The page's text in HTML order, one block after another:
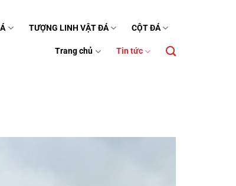
TƯỢNG LINH VẬT ĐÁ CỘT ĐÁ
Trang chủ Tin tức